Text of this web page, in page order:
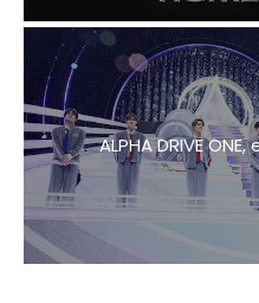
ALPHA DRIVE